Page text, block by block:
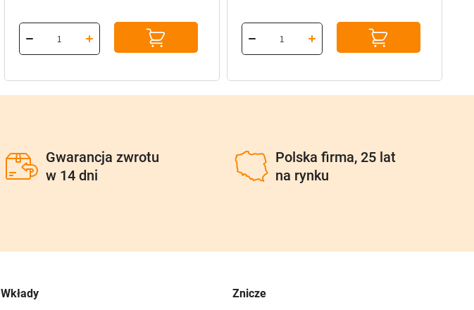
Gwarancja zwrotu
w 14 dni
Polska firma, 25 lat
na rynku
Wkłady Znicze